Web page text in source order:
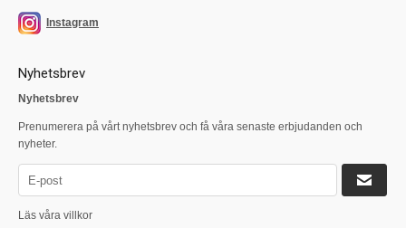
Instagram
Nyhetsbrev
Nyhetsbrev
Prenumerera på vårt nyhetsbrev och få våra senaste erbjudanden och
nyheter.
Läs våra villkor